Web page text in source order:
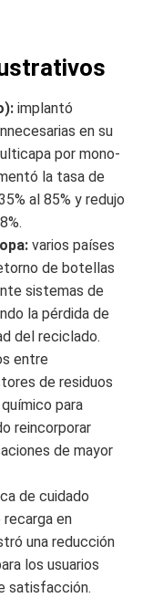
implantó
en su
por mono-
la tasa de
al 85% y redujo
varios países
de botellas
sistemas de
la pérdida de
del reciclado.
entre
de residuos
para
reincorporar
de mayor
de cuidado
en
una reducción
los usuarios
satisfacción.